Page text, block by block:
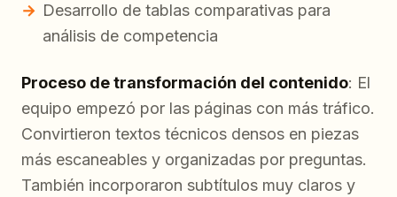
Desarrollo de tablas comparativas para
análisis de competencia
Proceso de transformación del contenido: El
equipo empezó por las páginas con más tráfico.
Convirtieron textos técnicos densos en piezas
más escaneables y organizadas por preguntas.
También incorporaron subtítulos muy claros y